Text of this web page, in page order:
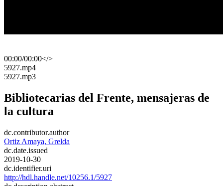
00:00/00:00</>
​5927.mp4
​5927.mp3
Bibliotecarias del Frente, mensajeras de
la cultura
dc.contributor.author
Ortiz Amaya, Grelda
dc.date.issued
2019-10-30
dc.identifier.uri
http://hdl.handle.net/10256.1/5927